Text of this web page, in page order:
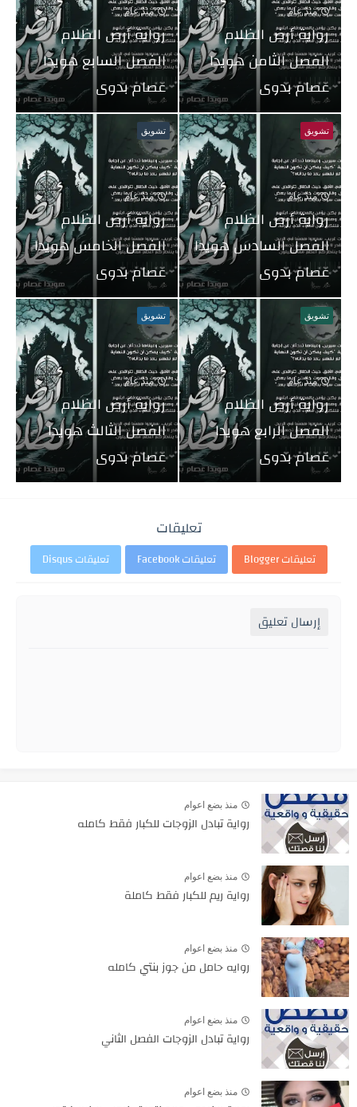
منذ عام
رواية أرض الظلام
الفصل الثامن هويدا
عصام بدوى
منذ عام
رواية أرض الظلام
الفصل السابع هويدا
عصام بدوى
تشويق
منذ عام
رواية أرض الظلام
الفصل السادس هويدا
عصام بدوى
تشويق
منذ عام
رواية أرض الظلام
الفصل الخامس هويدا
عصام بدوى
تشويق
منذ عام
رواية أرض الظلام
الفصل الرابع هويدا
عصام بدوى
تشويق
منذ عام
رواية أرض الظلام
الفصل الثالث هويدا
عصام بدوى
تعليقات
تعليقات Blogger تعليقات Facebook تعليقات Disqus
إرسال تعليق
منذ بضع اعوام
رواية تبادل الزوجات للكبار فقط كامله
منذ بضع اعوام
رواية ريم للكبار فقط كاملة
منذ بضع اعوام
روايه حامل من جوز بنتي كامله
منذ بضع اعوام
رواية تبادل الزوجات الفصل الثاني
منذ بضع اعوام